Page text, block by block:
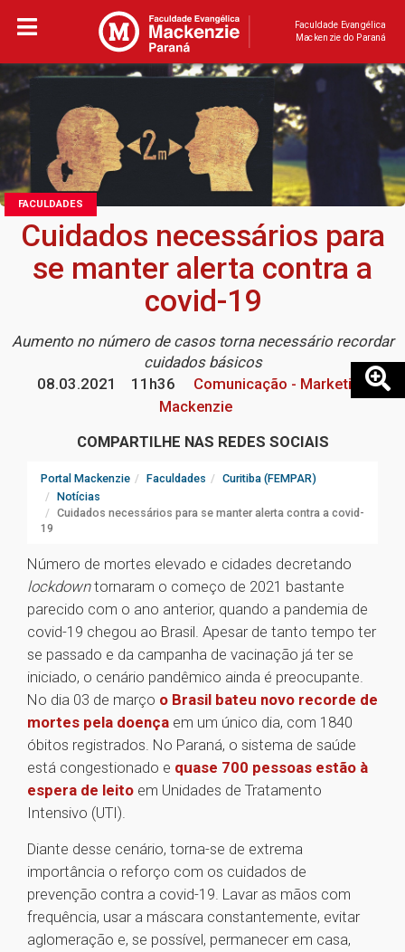
Faculdade Evangélica
Mackenzie do Paraná
FACULDADES
Cuidados necessários para
se manter alerta contra a
covid-19
Aumento no número de casos torna necessário recordar
cuidados básicos
08.03.2021
11h36
Comunicação - Marketing
Mackenzie
COMPARTILHE NAS REDES SOCIAIS
Portal Mackenzie Faculdades
Curitiba (FEMPAR)
Notícias
Cuidados necessários para se manter alerta contra a covid-
19
Número de mortes elevado e cidades decretando
lockdowntornaram o começo de 2021 bastante
parecido com o ano anterior, quando a pandemia de
covid-19 chegou ao Brasil. Apesar de tanto tempo ter
se passado e da campanha de vacinação já ter se
iniciado, o cenário pandêmico ainda é preocupante.
No dia 03 de março o Brasil bateu novo recorde de
mortes pela doença em um único dia, com 1840
óbitos registrados. No Paraná, o sistema de saúde
está congestionado e quase 700 pessoas estão à
espera de leito em Unidades de Tratamento
Intensivo (UTI).
Diante desse cenário, torna-se de extrema
importância o reforço com os cuidados de
prevenção contra a covid-19. Lavar as mãos com
frequência, usar a máscara constantemente, evitar
aglomeração e, se possível, permanecer em casa,